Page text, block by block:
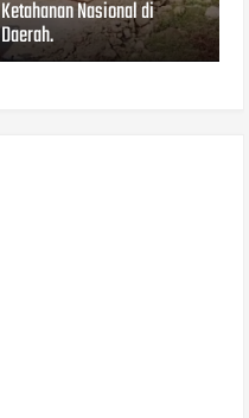
Ketahanan Nasional di
Daerah.